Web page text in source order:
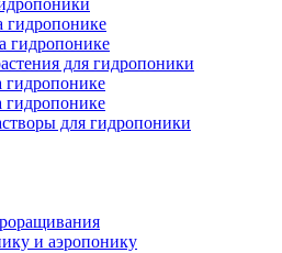
гидропонике
гидропонике
для гидропоники
гидропонике
для гидропоники
и аэропонику